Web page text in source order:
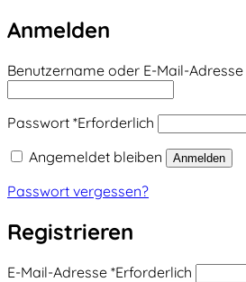
Anmelden
Benutzername oder E-Mail-Adresse
Passwort *Erforderlich
Angemeldet bleiben
Anmelden
Passwort vergessen?
Registrieren
E-Mail-Adresse *Erforderlich